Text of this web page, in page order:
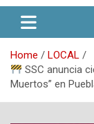
Home
LOCAL
SSC anuncia
Muertos” en